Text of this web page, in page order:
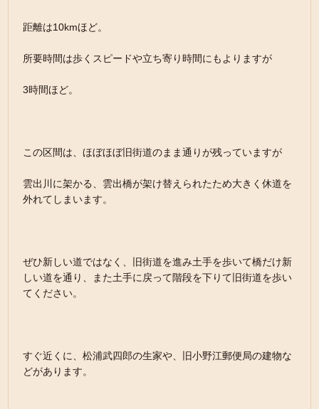
距離は10kmほど。
所要時間は歩くスピードや立ち寄り時間にもよりますが
3時間ほど。
この区間は、ほぼほぼ旧街道のまま通りが残っていますが
雲出川に架かる、雲出橋が架け替えられたため大きく休道を
外れてしまいます。
ぜひ新しい道ではなく、旧街道を進み土手を歩いて橋だけ新
しい道を通り、また土手に戻って階段を下りて旧街道を歩い
てください。
すぐ近くに、松浦武四郎の生家や、旧小野江郵便局の建物な
どがあります。